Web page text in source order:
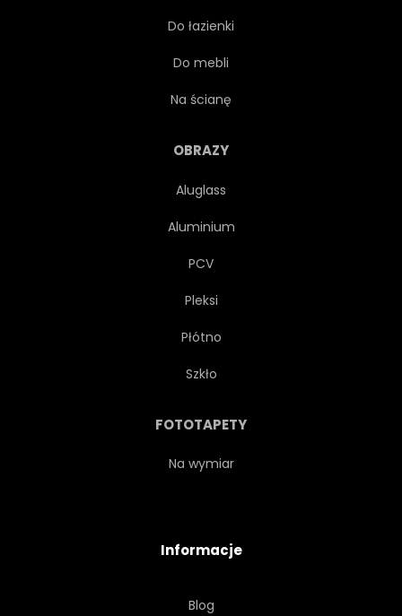
WNĘTRZE
EGZOTYCZNY
Do łazienki
Do mebli
Na ścianę
OBRAZY
Aluglass
Aluminium
PCV
Pleksi
Płótno
Szkło
FOTOTAPETY
Na wymiar
Informacje
Blog